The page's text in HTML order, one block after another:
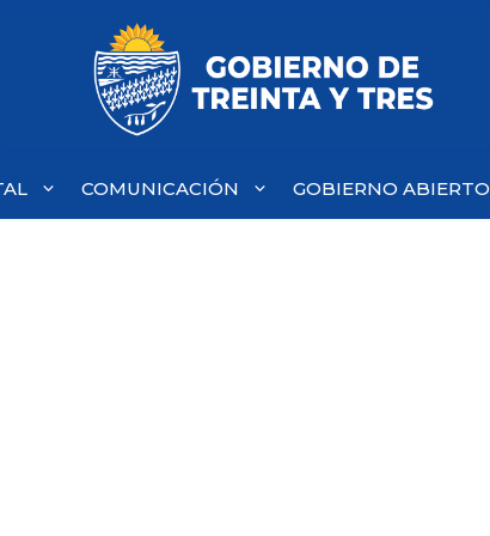
COMUNICACIÓN GOBIERNO ABIERTO